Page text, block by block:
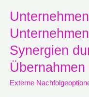
Synergien
Externe
Unternehmensnachfolge
über
Unternehmensgruppen:
durch
externe
Übernahmen
nutzen